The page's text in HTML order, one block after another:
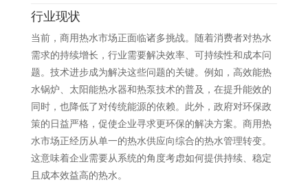
行业现状
当前，商用热水市场正面临诸多挑战。随着消费者对热水
需求的持续增长，行业需要解决效率、可持续性和成本问
题。技术进步成为解决这些问题的关键。例如，高效能热
水锅炉、太阳能热水器和热泵技术的普及，在提升能效的
同时，也降低了对传统能源的依赖。此外，政府对环保政
策的日益严格，促使企业寻求更环保的解决方案。商用热
水市场正经历从单一的热水供应向综合的热水管理转变。
这意味着企业需要从系统的角度考虑如何提供持续、稳定
且成本效益高的热水。